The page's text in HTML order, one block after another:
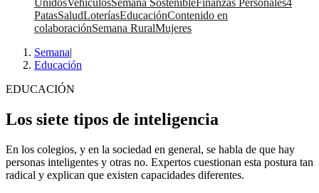
PatasSaludLoteríasEducaciónContenido en
colaboraciónSemana RuralMujeres
Semana|
Educación
EDUCACIÓN
Los siete tipos de inteligencia
En los colegios, y en la sociedad en general, se habla de que hay
personas inteligentes y otras no. Expertos cuestionan esta postura tan
radical y explican que existen capacidades diferentes.